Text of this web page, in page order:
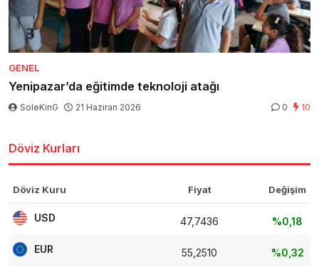
GENEL
Yenipazar’da eğitimde teknoloji atağı
SoleKinG 21 Haziran 2026 0 10
Döviz Kurları
Döviz Kuru Fiyat Değişim
USD 47,7436 %0,18
EUR 55,2510 %0,32